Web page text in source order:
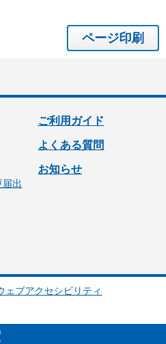
ページ印刷
出
ご利用ガイド
よくある質問
お知らせ
ェブアクセシビリティ